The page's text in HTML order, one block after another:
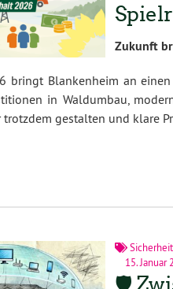
Zukunft
bringt Blankenheim an
in Waldumbau,
trotzdem gestalten und klare
Sicherheit
15. Januar